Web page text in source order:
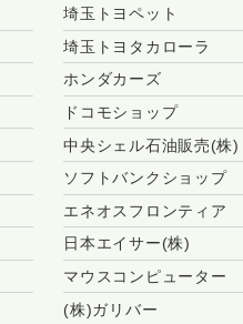
埼玉トヨペット
埼玉トヨタカローラ
ホンダカーズ
ドコモショップ
中央シェル石油販売(株)
ソフトバンクショップ
エネオスフロンティア
日本エイサー(株)
マウスコンピューター
(株)ガリバー